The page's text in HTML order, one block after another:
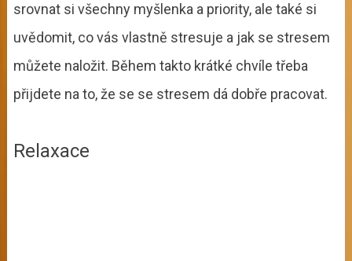
srovnat si všechny myšlenka a priority, ale také si
uvědomit, co vás vlastně stresuje a jak se stresem
můžete naložit. Během takto krátké chvíle třeba
přijdete na to, že se se stresem dá dobře pracovat.
Relaxace